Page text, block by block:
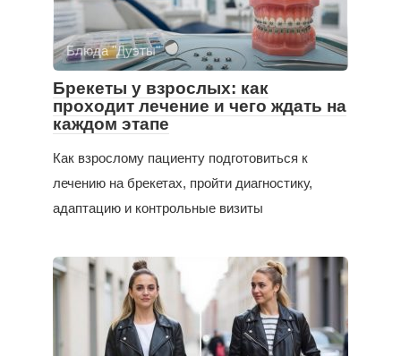
Блюда "Дуэты"
Брекеты у взрослых: как
проходит лечение и чего ждать на
каждом этапе
Как взрослому пациенту подготовиться к
лечению на брекетах, пройти диагностику,
адаптацию и контрольные визиты